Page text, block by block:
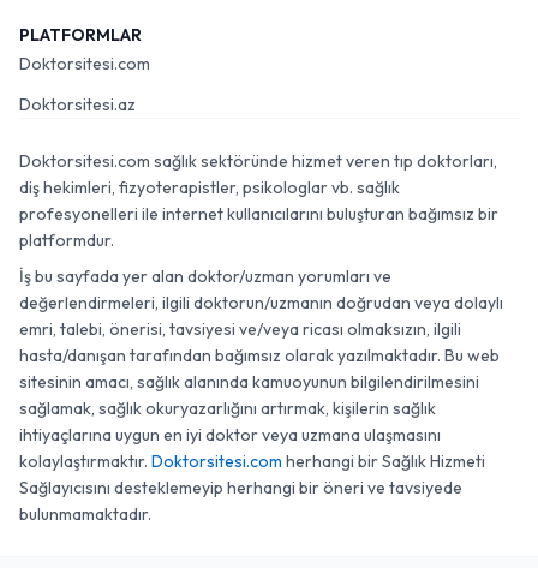
PLATFORMLAR
Doktorsitesi.com
Doktorsitesi.az
Doktorsitesi.com sağlık sektöründe hizmet veren tıp doktorları,
diş hekimleri, fizyoterapistler, psikologlar vb. sağlık
profesyonelleri ile internet kullanıcılarını buluşturan bağımsız bir
platformdur.
İş bu sayfada yer alan doktor/uzman yorumları ve
değerlendirmeleri, ilgili doktorun/uzmanın doğrudan veya dolaylı
emri, talebi, önerisi, tavsiyesi ve/veya ricası olmaksızın, ilgili
hasta/danışan tarafından bağımsız olarak yazılmaktadır. Bu web
sitesinin amacı, sağlık alanında kamuoyunun bilgilendirilmesini
sağlamak, sağlık okuryazarlığını artırmak, kişilerin sağlık
ihtiyaçlarına uygun en iyi doktor veya uzmana ulaşmasını
kolaylaştırmaktır. Doktorsitesi.com herhangi bir Sağlık Hizmeti
Sağlayıcısını desteklemeyip herhangi bir öneri ve tavsiyede
bulunmamaktadır.